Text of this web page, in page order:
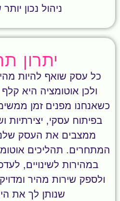
ניהול נכון
יתרון
כל עסק שואף להיות
ולכן אוטומציה היא
כשאנחנו מפנים זמן
בפיתוח עסקי, יצירתיות
ממצבים את העסק
המתחרים. תהליכים
במהירות לשינויים,
ולספק שירות מהיר
שנותן לך את